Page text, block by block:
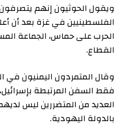
ويقول الحوثيون إنهم
الفلسطينيين في غزة بعد أن
الحرب على حماس، الجماعة
القطاع.
وقال المتمردون اليمنيون في
فقط السفن المرتبطة
العديد من المتضررين ليس
بالدولة اليهودية.